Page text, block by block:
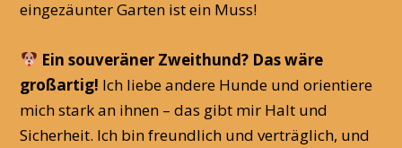
eingezäunter Garten ist ein Muss!
Ein souveräner Zweithund? Das wäre
großartig! Ich liebe andere Hunde und orientiere
mich stark an ihnen – das gibt mir Halt und
Sicherheit. Ich bin freundlich und verträglich, und